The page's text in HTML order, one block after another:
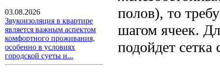
03.08.2026
Звукоизоляция в квартире
является важным аспектом
комфортного проживания,
особенно в условиях
городской суеты и...
полов), то
шагом ячеек.
подойдет